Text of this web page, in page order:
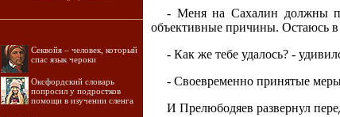
Секвойя – человек, который
спас язык чероки
Оксфордский словарь
попросил у подростков
помощи в изучении сленга
- Меня на Сахалин должны
объективные причины. Остаюсь
- Как же тебе удалось? -
- Своевременно принятые
И Прелюбодяев развернул